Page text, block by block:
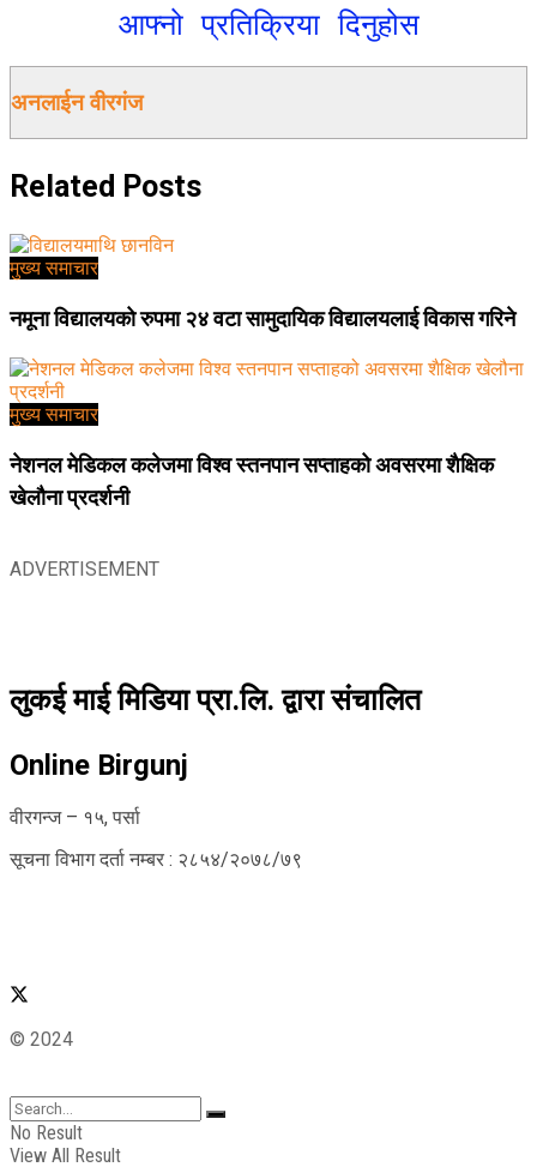
आफ्नो प्रतिक्रिया दिनुहोस
अनलाईन वीरगंज
Related Posts
मुख्य समाचार
नमूना विद्यालयको रुपमा २४ वटा सामुदायिक विद्यालयलाई विकास गरिने
मुख्य समाचार
नेशनल मेडिकल कलेजमा विश्व स्तनपान सप्ताहको अवसरमा शैक्षिक
खेलौना प्रदर्शनी
ADVERTISEMENT
लुकई माई मिडिया प्रा.लि. द्वारा संचालित
Online Birgunj
वीरगन्ज – १५, पर्सा
सूचना विभाग दर्ता नम्बर : २८५४/२०७८/७९
© 2024
No Result
View All Result